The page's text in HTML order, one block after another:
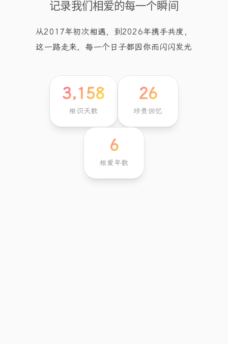
记录我们相爱的每一个瞬间
从2017年初次相遇，到2026年携手共度，
这一路走来，每一个日子都因你而闪闪发光
3,158
相识天数
26
珍贵回忆
6
相爱年数